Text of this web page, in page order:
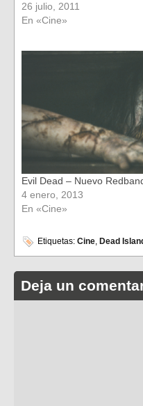
26 julio, 2011
En «Cine»
Evil Dead – Nuevo
4 enero, 2013
En «Cine»
Etiquetas: Cine, Dead
Deja un